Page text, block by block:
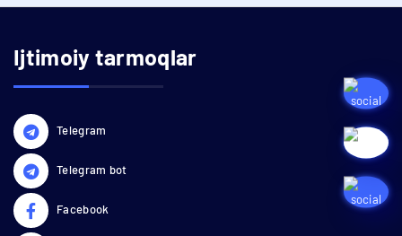
Ijtimoiy tarmoqlar
Telegram
Telegram bot
Facebook